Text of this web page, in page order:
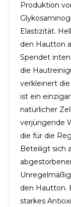
Produktion
Elastizität.
den Hautton
Spendet
die
verkleinert
ist ein
natürlicher
verjüngende
die für die
Beteiligt sich
den Hautton.
starkes